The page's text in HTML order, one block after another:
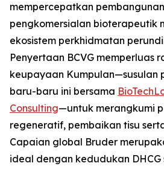
mempercepatkan
pengkomersialan bioterapeutik
ekosistem perkhidmatan
Penyertaan BCVG memperluas
keupayaan Kumpulan—susulan
baru-baru ini bersama
Consulting—untuk merangkumi
regeneratif, pembaikan tisu
Capaian global Bruder
ideal dengan kedudukan DHCG